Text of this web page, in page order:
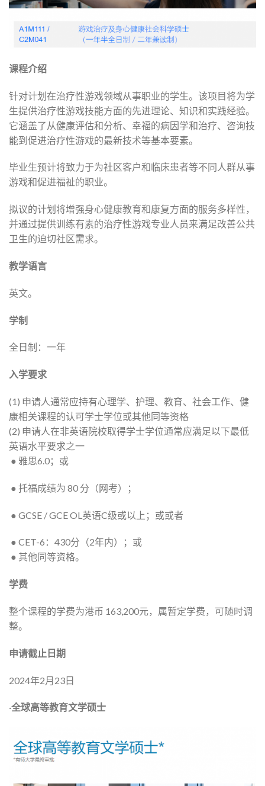
课程介绍
针对计划在治疗性游戏领域从事职业的学生。该项目将为学
生提供治疗性游戏技能方面的先进理论、知识和实践经验。
它涵盖了从健康评估和分析、幸福的病因学和治疗、咨询技
能到促进治疗性游戏的最新技术等基本要素。
毕业生预计将致力于为社区客户和临床患者等不同人群从事
游戏和促进福祉的职业。
拟议的计划将增强身心健康教育和康复方面的服务多样性，
并通过提供训练有素的治疗性游戏专业人员来满足改善公共
卫生的迫切社区需求。
教学语言
英文。
学制
全日制：一年
入学要求
(1) 申请人通常应持有心理学、护理、教育、社会工作、健
康相关课程的认可学士学位或其他同等资格
(2) 申请人在非英语院校取得学士学位通常应满足以下最低
英语水平要求之一
● 雅思6.0；或
● 托福成绩为 80 分（网考）；
● GCSE / GCE OL英语C级或以上；或或者
● CET-6：430分（2年内）；或
● 其他同等资格。
学费
整个课程的学费为港币 163,200元，属暂定学费，可随时调
整。
申请截止日期
2024年2月23日
·全球高等教育文学硕士